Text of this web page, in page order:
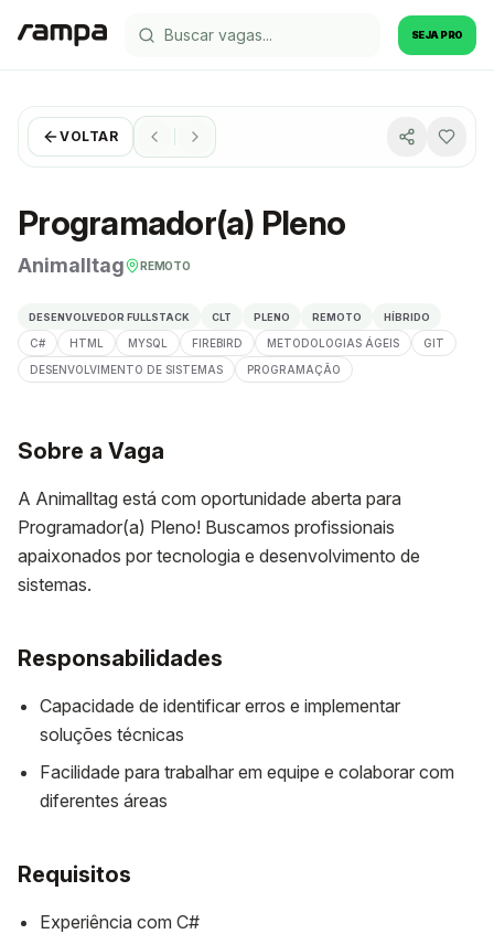
SEJA PRO
VOLTAR
Programador(a) Pleno
Animalltag REMOTO
DESENVOLVEDOR FULLSTACK CLT PLENO REMOTO HÍBRIDO
C# HTML MYSQL FIREBIRD METODOLOGIAS ÁGEIS
GIT
DESENVOLVIMENTO DE SISTEMAS
PROGRAMAÇÃO
Sobre a Vaga
A Animalltag está com oportunidade aberta para
Programador(a) Pleno! Buscamos profissionais
apaixonados por tecnologia e desenvolvimento de
sistemas.
Responsabilidades
Capacidade de identificar erros e implementar
soluções técnicas
Facilidade para trabalhar em equipe e colaborar com
diferentes áreas
Requisitos
Experiência com C#